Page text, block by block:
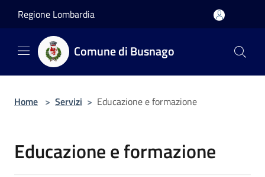
Regione Lombardia
Comune di Busnago
Home > Servizi > Educazione e formazione
Educazione e formazione